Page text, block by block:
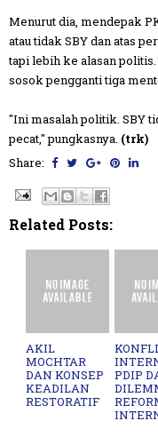
Menurut dia, mendepak
atau tidak SBY dan atas
tapi lebih ke alasan
sosok pengganti tiga
"Ini masalah politik. SBY
pecat," pungkasnya. (trk)
Share:
Related Posts:
AKIL
MOCHTAR
DAN KONSEP
KEADILAN
RESTORATIF
PDIP